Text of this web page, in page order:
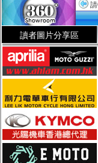
讀者圖片分享區